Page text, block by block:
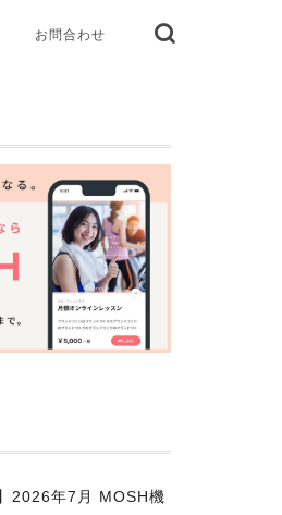
お問合わせ
2026年7月 MOSH機